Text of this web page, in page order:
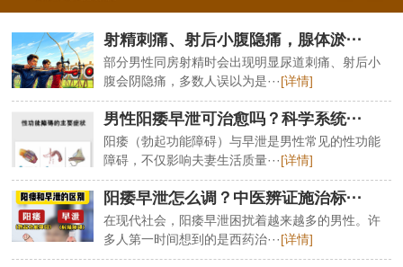
射精刺痛、射后小腹隐痛，腺体淤···
部分男性同房射精时会出现明显尿道刺痛、射后小
腹会阴隐痛，多数人误以为是···[详情]
男性阳痿早泄可治愈吗？科学系统···
阳痿（勃起功能障碍）与早泄是男性常见的性功能
障碍，不仅影响夫妻生活质量···[详情]
阳痿早泄怎么调？中医辨证施治标···
在现代社会，阳痿早泄困扰着越来越多的男性。许
多人第一时间想到的是西药治···[详情]